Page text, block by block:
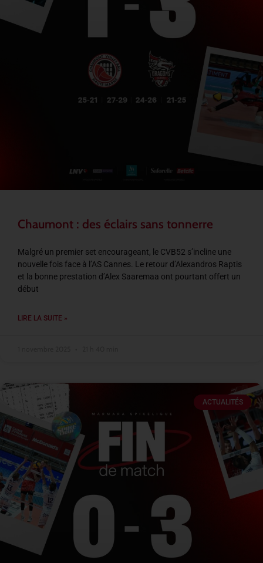
Chaumont : des éclairs sans tonnerre
Malgré un premier set encourageant, le CVB52 s’incline une
nouvelle fois face à l’AS Cannes. Le retour d’Alexandros Raptis
et la bonne prestation d’Alex Saaremaa ont pourtant offert un
début
LIRE LA SUITE »
ACTUALITÉS